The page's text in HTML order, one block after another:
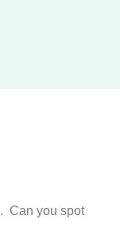
. Can you spot